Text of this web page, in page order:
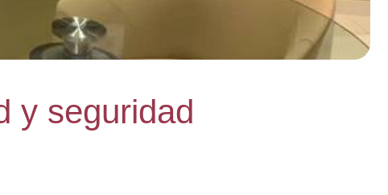
y seguridad